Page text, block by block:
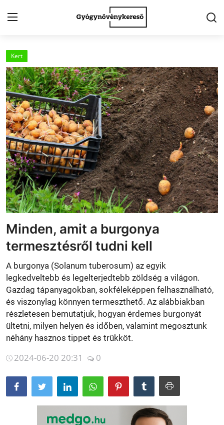
Kezdőlap
Kapcsolat
Gyógynövények
Egészség
Kert
Receptek
Fogyókúra
Betegségek
Gyógynövénybolt kereső
Kert
Minden, amit a burgonya
termesztésről tudni kell
A burgonya (Solanum tuberosum) az egyik
legkedveltebb és legelterjedtebb zöldség a világon.
Gazdag tápanyagokban, sokféleképpen felhasználható,
és viszonylag könnyen termeszthető. Az alábbiakban
részletesen bemutatjuk, hogyan érdemes burgonyát
ültetni, milyen helyen és időben, valamint megosztunk
néhány hasznos tippet és trükköt.
2024-06-20 20:31 0